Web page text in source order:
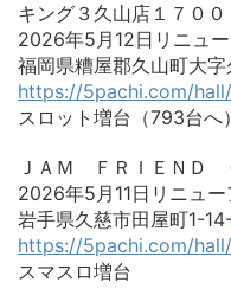
キング３久山店１７００
2026年5月12日リニュ
福岡県糟屋郡久山町大
https://5pachi.com/
スロット増台（793台へ）
ＪＡＭ ＦＲＩＥＮＤ
2026年5月11日リニュ
岩手県久慈市田屋町1-
https://5pachi.com/
スマスロ増台